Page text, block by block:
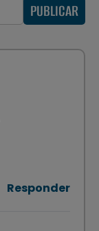
PUBLICAR
Responder